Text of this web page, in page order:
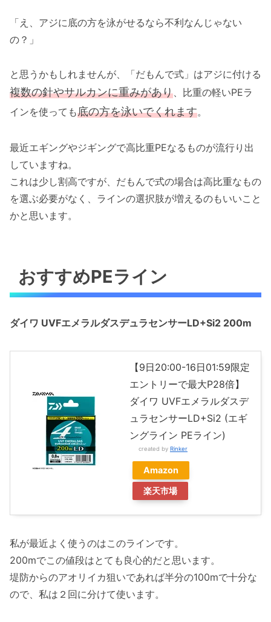
「え、アジに底の方を泳がせるなら不利なんじゃない
の？」
と思うかもしれませんが、「だもんで式」はアジに付ける
複数の針やサルカンに重みがあり、比重の軽いPEラ
インを使っても底の方を泳いでくれます。
最近エギングやジギングで高比重PEなるものが流行り出
していますね。
これは少し割高ですが、だもんで式の場合は高比重なもの
を選ぶ必要がなく、ラインの選択肢が増えるのもいいこと
かと思います。
おすすめPEライン
ダイワ UVFエメラルダスデュラセンサーLD+Si2 200m
【9日20:00-16日01:59限定
エントリーで最大P28倍】
ダイワ UVFエメラルダスデ
ュラセンサーLD+Si2 (エギ
ングライン PEライン)
created by Rinker
Amazon
楽天市場
私が最近よく使うのはこのラインです。
200mでこの値段はとても良心的だと思います。
堤防からのアオリイカ狙いであれば半分の100mで十分な
ので、私は２回に分けて使います。